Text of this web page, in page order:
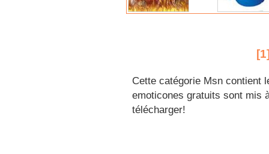
Cette catégorie Msn contient
emoticones gratuits sont mis
télécharger!